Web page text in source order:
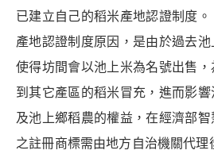
已建立自己的稻米產地認證制度
產地認證制度原因，是由於過去池
使得坊間會以池上米為名號出售
到其它產區的稻米冒充，進而影
及池上鄉稻農的權益，在經濟部
之註冊商標需由地方自治機關代